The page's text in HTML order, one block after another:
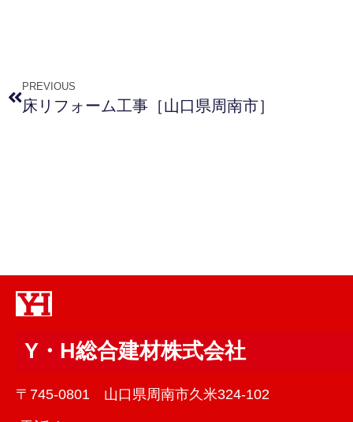
PREVIOUS
床リフォーム工事［山口県周南市］
Y・H総合建材株式会社
〒745-0801 山口県周南市久米324-102